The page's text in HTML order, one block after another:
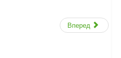
Вперед